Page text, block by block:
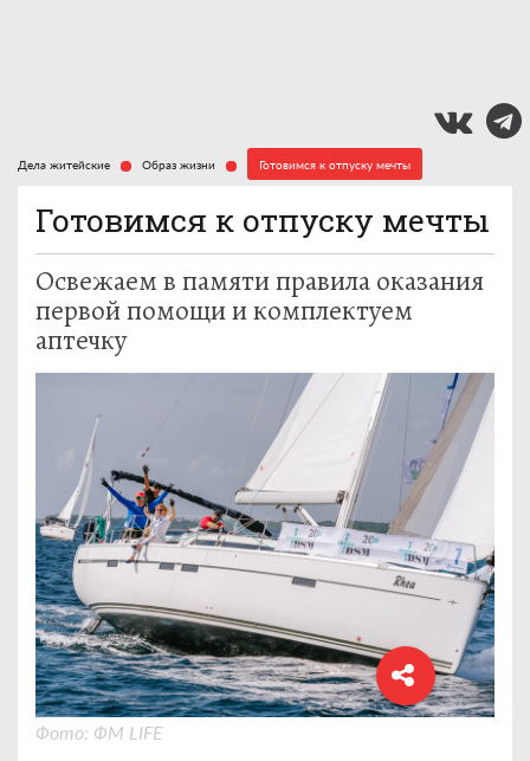
Дела житейские Образ жизни Готовимся к отпуску мечты
Готовимся к отпуску мечты
Освежаем в памяти правила оказания
первой помощи и комплектуем
аптечку
Фото: ФМ LIFE